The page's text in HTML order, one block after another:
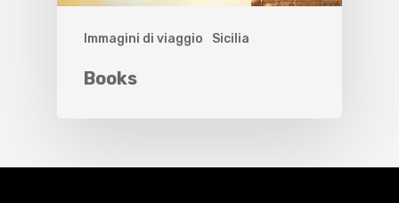
Immagini di viaggio Sicilia
Books